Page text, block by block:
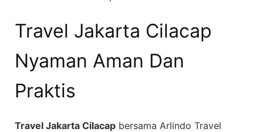
Travel Jakarta Cilacap
Nyaman Aman Dan
Praktis
Travel Jakarta Cilacap bersama Arlindo Travel